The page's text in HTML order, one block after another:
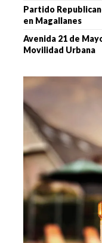
Partido
en Magallanes
Avenida 21 de
Movilidad Urbana